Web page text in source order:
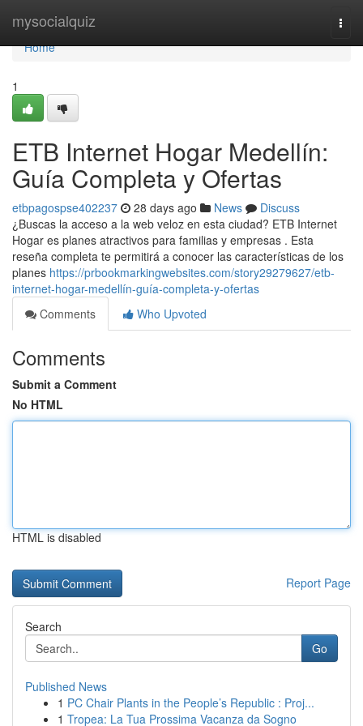
mysocialquiz
Home
Home
1
ETB Internet Hogar Medellín:
Guía Completa y Ofertas
etbpagospse402237 28 days ago News
Discuss
¿Buscas la acceso a la web veloz en esta ciudad? ETB Internet
Hogar es planes atractivos para familias y empresas . Esta
reseña completa te permitirá a conocer las características de los
planes https://prbookmarkingwebsites.com/story29279627/etb-
internet-hogar-medellín-guía-completa-y-ofertas
Comments
Who Upvoted
Comments
Submit a Comment
No HTML
HTML is disabled
Report Page
Search
Go
Published News
1 PC Chair Plants in the People’s Republic : Proj...
1 Tropea: La Tua Prossima Vacanza da Sogno